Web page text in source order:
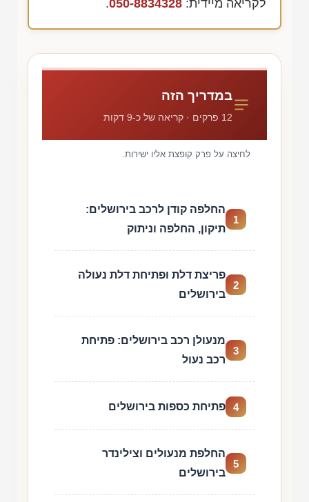
לקריאה מיידית: 050-8834328
.
במדריך הזה
12 פרקים · קריאה של כ-9 דקות
לחיצה על פרק קופצת אליו ישירות.
1
החלפה קודן לרכב בירושלים:
תיקון, החלפה וניתוק
2
פריצת דלת ופתיחת דלת נעולה
בירושלים
3
מנעולן רכב בירושלים: פתיחת
רכב נעול
4 פתיחת כספות בירושלים
5
החלפת מנעולים וצילינדר
בירושלים